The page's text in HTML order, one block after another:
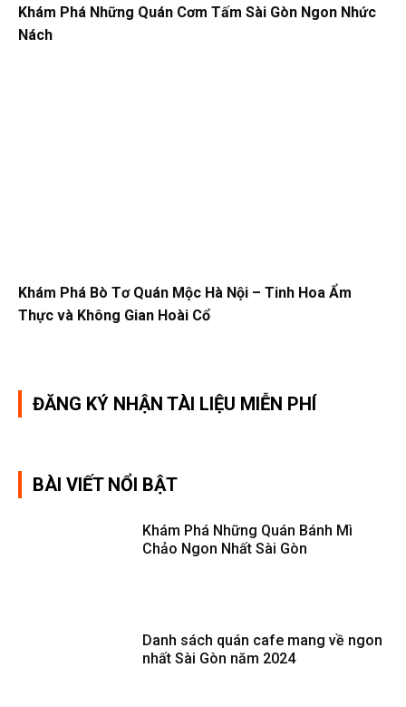
Khám Phá Những Quán Cơm Tấm Sài Gòn Ngon Nhức
Nách
Khám Phá Bò Tơ Quán Mộc Hà Nội – Tinh Hoa Ẩm
Thực và Không Gian Hoài Cổ
ĐĂNG KÝ NHẬN TÀI LIỆU MIỄN PHÍ
BÀI VIẾT NỔI BẬT
Khám Phá Những Quán Bánh Mì
Chảo Ngon Nhất Sài Gòn
Danh sách quán cafe mang về ngon
nhất Sài Gòn năm 2024